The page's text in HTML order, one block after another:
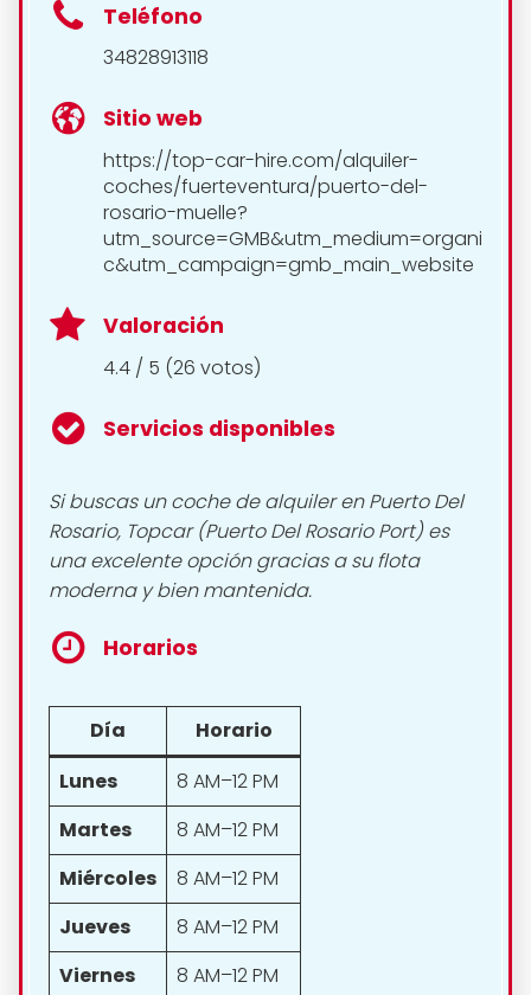
Teléfono
34828913118
Sitio web
https://top-car-hire.com/alquiler-
coches/fuerteventura/puerto-del-
rosario-muelle?
utm_source=GMB&utm_medium=organi
c&utm_campaign=gmb_main_website
Valoración
4.4 / 5 (26 votos)
Servicios disponibles
Si buscas un coche de alquiler en Puerto Del
Rosario, Topcar (Puerto Del Rosario Port) es
una excelente opción gracias a su flota
moderna y bien mantenida.
Horarios
Día
Horario
Lunes
8 AM–12 PM
Martes
8 AM–12 PM
Miércoles
8 AM–12 PM
Jueves
8 AM–12 PM
Viernes
8 AM–12 PM